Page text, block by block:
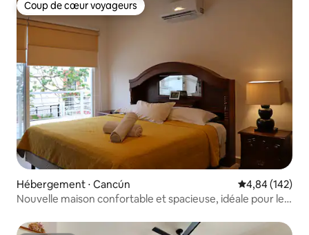
Coup de cœur voyageurs
Coup de cœur voyageurs
Hébergement ⋅ Cancún Évaluation
4,84 (142)
Nouvelle maison confortable et spacieuse, idéale pour les